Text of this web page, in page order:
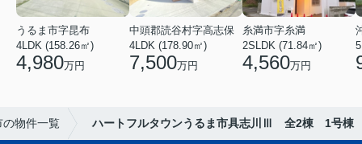
うるま市字昆布
4LDK (158.26㎡)
4,980万円
中頭郡読谷村字高志保
4LDK (178.90㎡)
7,500万円
糸満市字糸満
2SLDK (71.84㎡)
4,560万円
の物件一覧 ハートフルタウンうるま市具志川Ⅲ 全2棟 1号棟